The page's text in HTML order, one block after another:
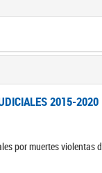
2015-2020
por muertes violentas